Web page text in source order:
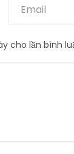
cho lần bình